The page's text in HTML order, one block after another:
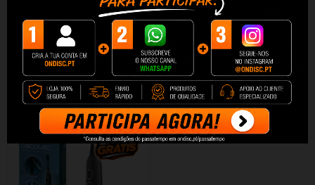
Escova de dentes elétrica
ToothCare DeluxeSwing
35,90 € 35,19 €
+ Adicionar
Escova de dentes sônica
ToothCare UltraSonic...
38,13 €
+ Adicionar